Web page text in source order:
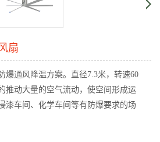
扇
爆通风降温方案。直径7.3米，转速60
推动大量的空气流动，使空间形成运
漆车间、化学车间等有防爆要求的场